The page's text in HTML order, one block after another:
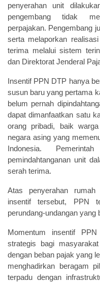
penyerahan unit
pengembang tidak
perpajakan. Pengembang
serta melaporkan
terima melalui sistem
dan Direktorat Jenderal
Insentif PPN DTP hanya
susun baru yang pertama
belum pernah
dapat dimanfaatkan satu
orang pribadi, baik
negara asing yang
Indonesia.
pemindahtanganan unit
serah terima.
Atas penyerahan
insentif tersebut, PPN
perundang-undangan yang
Momentum insentif
strategis bagi
dengan beban pajak yang
menghadirkan beragam
terpadu dengan